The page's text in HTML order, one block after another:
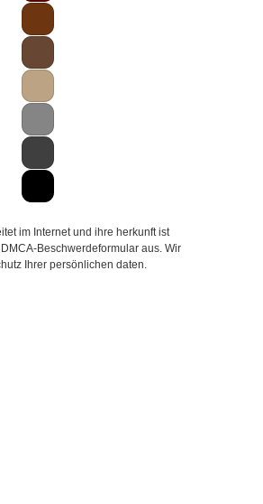
im Internet und ihre herkunft ist
Beschwerdeformular aus. Wir
Ihrer persönlichen daten.